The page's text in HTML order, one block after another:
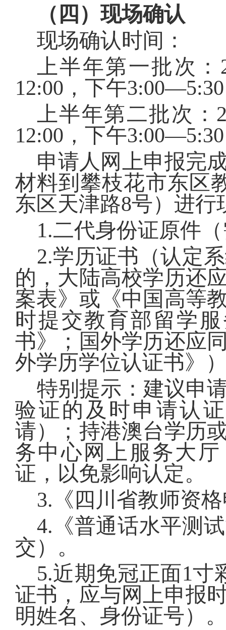
（四）现场确认
现场确认时间：
上半年第一批次：
12:00 ，下午3:00—5:30
上半年第二批次：
12:00 ，下午3:00—5:30
申请人网上申报完
材料到 攀枝花市东区
东区天津路8号）进行
1.二代身份证原件
2.学历证书 （认定
的，大陆高校学历还
案表》或《中国高等
时提交教育部留学
书》；国外学历还应
外学历学位认证书》
特别提示：建议申
验证的及时申请认
请）；持港澳台学历
务中心网上服务大厅
证，以免影响认定。
3. 《 四川省教师资
4. 《普通话水平测
交）。
5.近期免冠正面1寸
证书，应与网上申报
明姓名、身份证号）